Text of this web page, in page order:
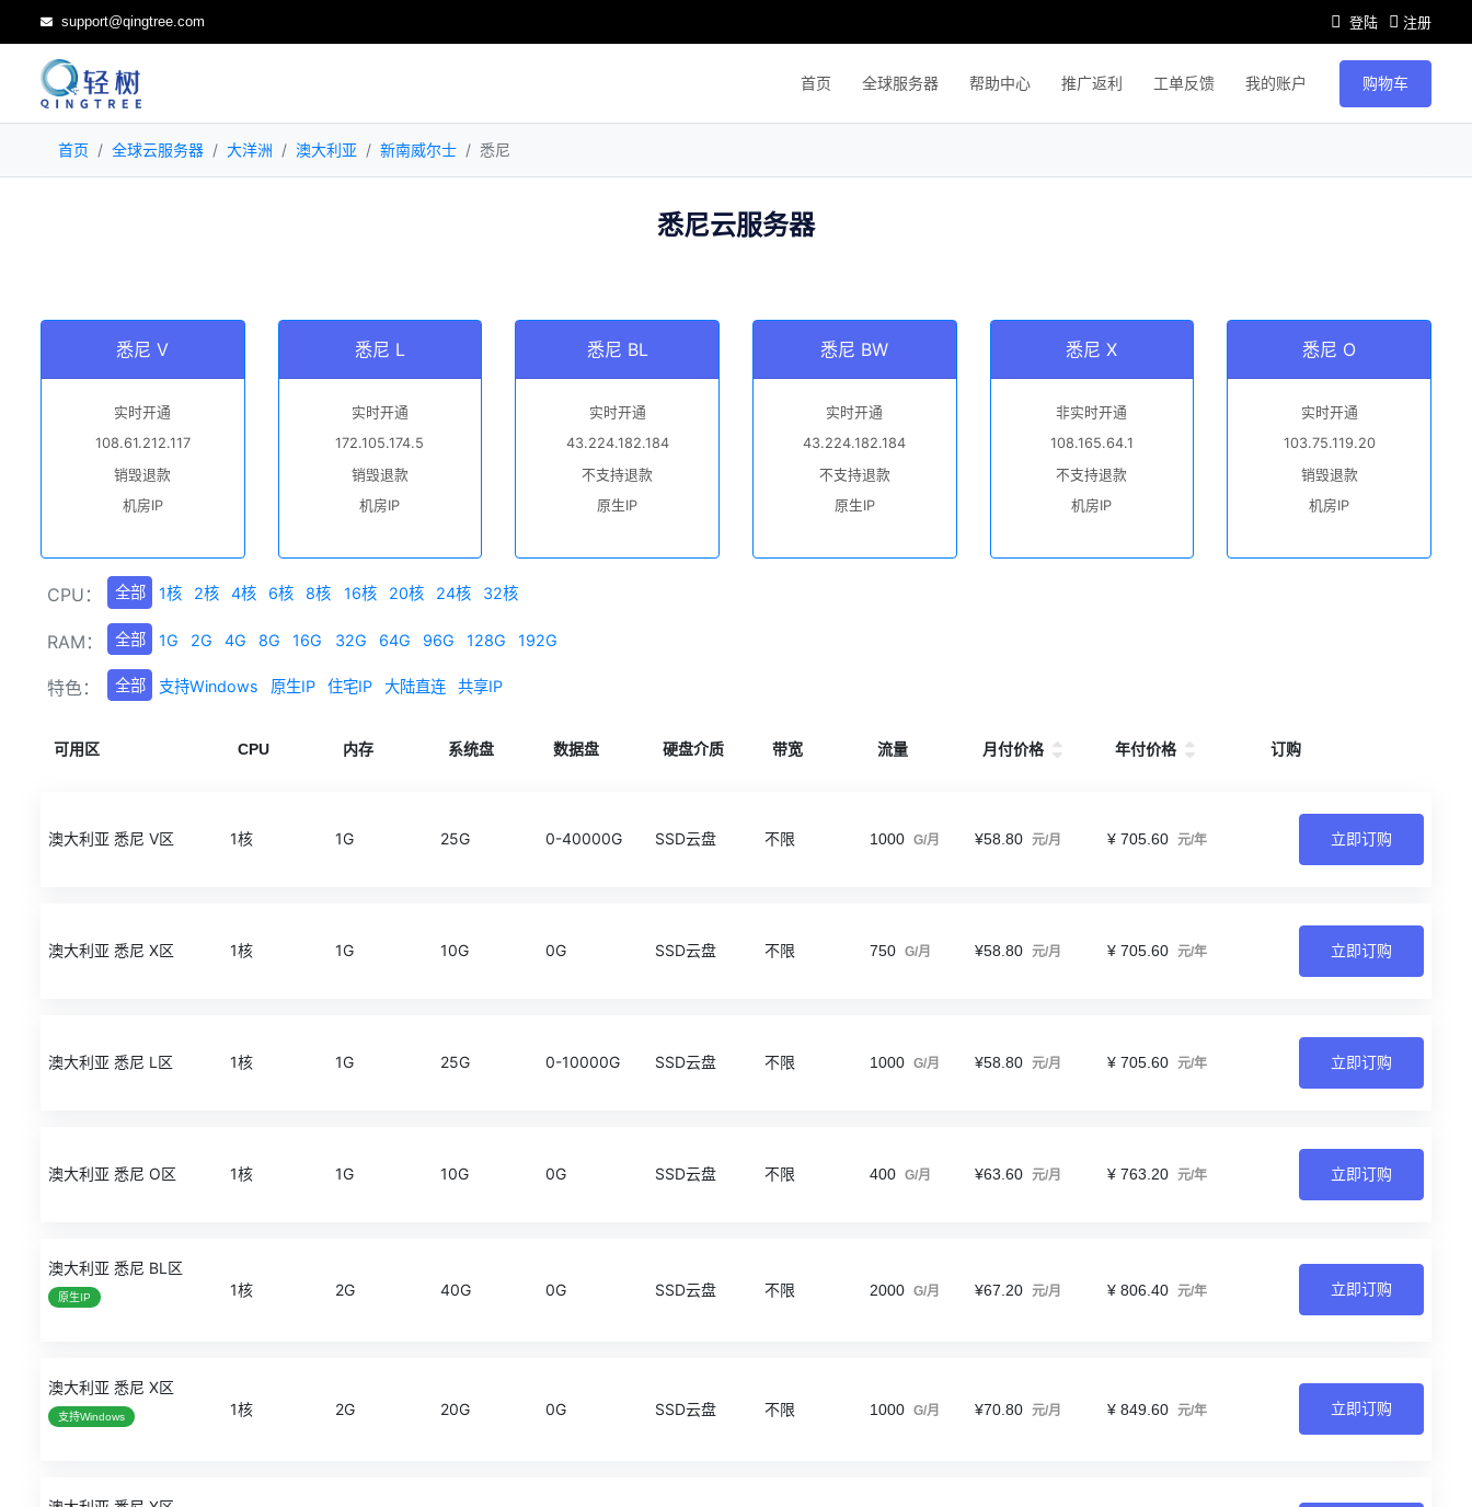
support@qingtree.com 登陆 注册
首页 全球服务器 帮助中心 推广返利 工单反馈 我的账户 购物车
首页 全球云服务器 大洋洲 澳大利亚 新南威尔士 悉尼
悉尼云服务器
悉尼 V
实时开通
108.61.212.117
销毁退款
机房IP
悉尼 L
实时开通
172.105.174.5
销毁退款
机房IP
悉尼 BL
实时开通
43.224.182.184
不支持退款
原生IP
悉尼 BW
实时开通
43.224.182.184
不支持退款
原生IP
悉尼 X
非实时开通
108.165.64.1
不支持退款
机房IP
悉尼 O
实时开通
103.75.119.20
销毁退款
机房IP
CPU： 全部 1核 2核 4核 6核 8核 16核 20核 24核 32核
RAM： 全部 1G 2G 4G 8G 16G 32G 64G 96G 128G 192G
特色： 全部 支持Windows 原生IP 住宅IP 大陆直连 共享IP
可用区 CPU 内存 系统盘 数据盘 硬盘介质 带宽 流量 月付价格 年付价格 订购
澳大利亚 悉尼 V区 1核 1G 25G 0-40000G SSD云盘 不限 1000 G/月 ¥58.80 元/月 ¥ 705.60 元/年 立即订购
澳大利亚 悉尼 X区 1核 1G 10G 0G SSD云盘 不限 750 G/月 ¥58.80 元/月 ¥ 705.60 元/年 立即订购
澳大利亚 悉尼 L区 1核 1G 25G 0-10000G SSD云盘 不限 1000 G/月 ¥58.80 元/月 ¥ 705.60 元/年 立即订购
澳大利亚 悉尼 O区 1核 1G 10G 0G SSD云盘 不限 400 G/月 ¥63.60 元/月 ¥ 763.20 元/年 立即订购
澳大利亚 悉尼 BL区
原生IP 1核 2G 40G 0G SSD云盘 不限 2000 G/月 ¥67.20 元/月 ¥ 806.40 元/年 立即订购
澳大利亚 悉尼 X区
支持Windows 1核 2G 20G 0G SSD云盘 不限 1000 G/月 ¥70.80 元/月 ¥ 849.60 元/年 立即订购